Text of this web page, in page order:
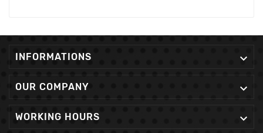
INFORMATIONS 
OUR COMPANY 
WORKING HOURS 